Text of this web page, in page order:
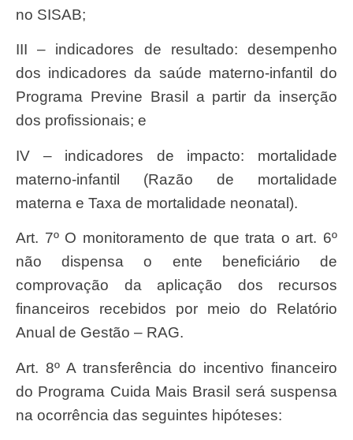
no SISAB;
III – indicadores de resultado: desempenho
dos indicadores da saúde materno-infantil do
Programa Previne Brasil a partir da inserção
dos profissionais; e
IV – indicadores de impacto: mortalidade
materno-infantil (Razão de mortalidade
materna e Taxa de mortalidade neonatal).
Art. 7º O monitoramento de que trata o art. 6º
não dispensa o ente beneficiário de
comprovação da aplicação dos recursos
financeiros recebidos por meio do Relatório
Anual de Gestão – RAG.
Art. 8º A transferência do incentivo financeiro
do Programa Cuida Mais Brasil será suspensa
na ocorrência das seguintes hipóteses: